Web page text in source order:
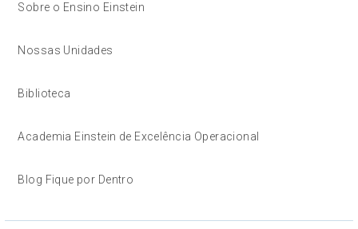
Sobre o Ensino Einstein
Nossas Unidades
Biblioteca
Academia Einstein de Excelência Operacional
Blog Fique por Dentro